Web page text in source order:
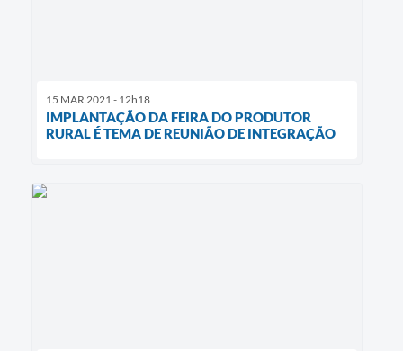
15 MAR 2021 - 12h18
IMPLANTAÇÃO DA FEIRA DO PRODUTOR
RURAL É TEMA DE REUNIÃO DE INTEGRAÇÃO